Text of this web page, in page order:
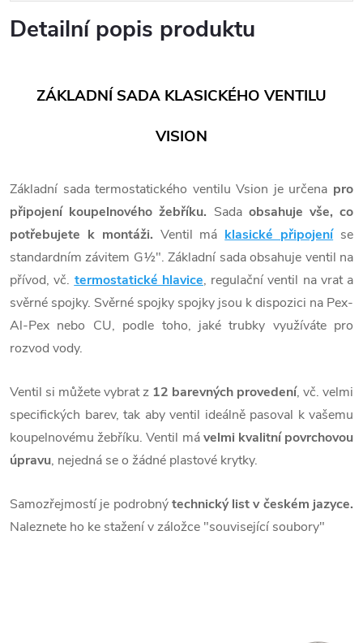
Detailní popis produktu
ZÁKLADNÍ SADA KLASICKÉHO VENTILU
VISION
Základní sada termostatického ventilu Vsion je určena pro
připojení koupelnového žebříku. Sada obsahuje vše, co
potřebujete k montáži. Ventil má klasické připojeníse
standardním závitem G½". Základní sada obsahuje ventil na
přívod, vč. termostatické hlavice, regulační ventil na vrat a
svěrné spojky. Svěrné spojky spojky jsou k dispozici na Pex-
Al-Pex nebo CU, podle toho, jaké trubky využíváte pro
rozvod vody.
Ventil si můžete vybrat z 12 barevných provedení, vč. velmi
specifických barev, tak aby ventil ideálně pasoval k vašemu
koupelnovému žebříku. Ventil mávelmi kvalitní povrchovou
úpravu, nejedná se o žádné plastové krytky.
Samozřejmostí je podrobnýtechnický list v českém jazyce.
Naleznete ho ke stažení v záložce "související soubory"